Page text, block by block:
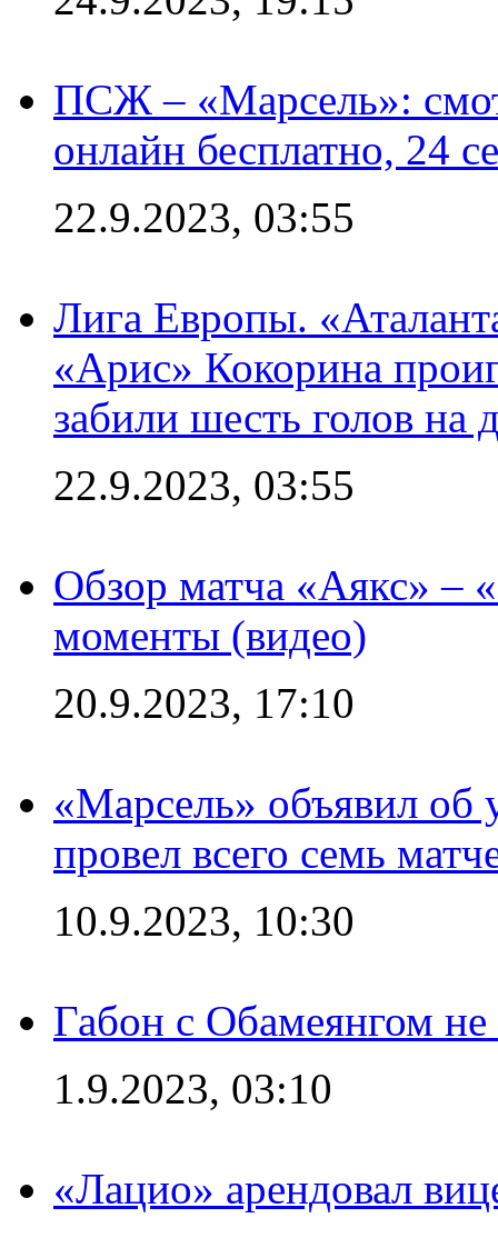
ПСЖ – «Марсель»:
онлайн бесплатно, 24
22.9.2023, 03:55
Лига Европы.
«Арис» Кокорина
забили шесть голов на
22.9.2023, 03:55
Обзор матча «Аякс» –
моменты (видео)
20.9.2023, 17:10
«Марсель» объявил об
провел всего семь
10.9.2023, 10:30
Габон с Обамеянгом
1.9.2023, 03:10
«Лацио» арендовал